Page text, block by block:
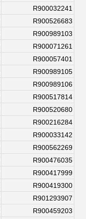
R900032241
R900526683
R900989103
R900071261
R900057401
R900989105
R900989106
R900517814
R900520680
R900216284
R900033142
R900562269
R900476035
R900417999
R900419300
R901293907
R900459203